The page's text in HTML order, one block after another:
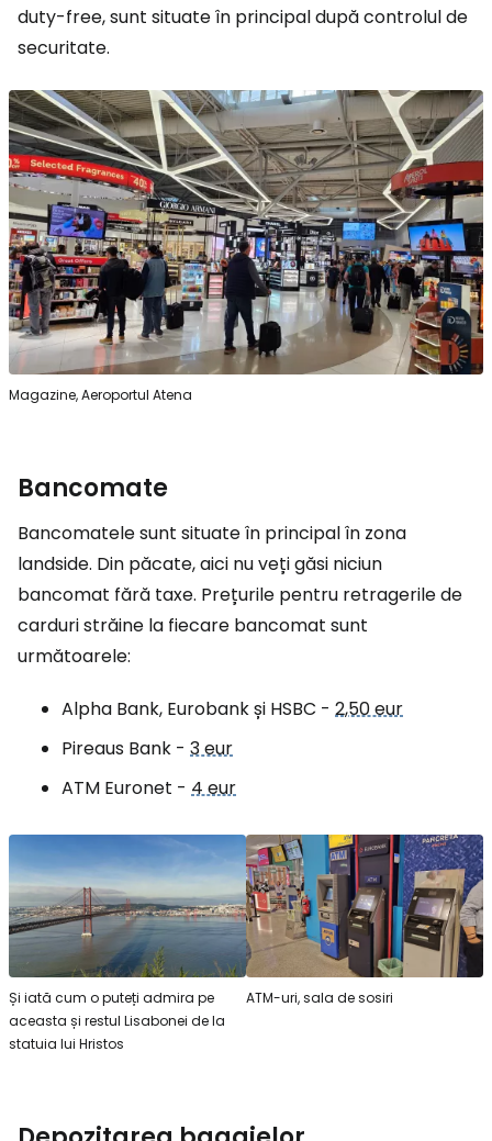
duty-free, sunt situate în principal după controlul de
securitate.
Magazine, Aeroportul Atena
Bancomate
Bancomatele sunt situate în principal în zona
landside. Din păcate, aici nu veți găsi niciun
bancomat fără taxe. Prețurile pentru retragerile de
carduri străine la fiecare bancomat sunt
următoarele:
Alpha Bank, Eurobank și HSBC - 2,50 eur
Pireaus Bank - 3 eur
ATM Euronet - 4 eur
Și iată cum o puteți admira pe
aceasta și restul Lisabonei de la
statuia lui Hristos
ATM-uri, sala de sosiri